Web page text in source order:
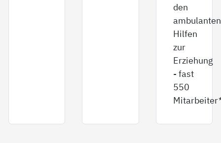
den
ambulanten
Hilfen
zur
Erziehung
- fast
550